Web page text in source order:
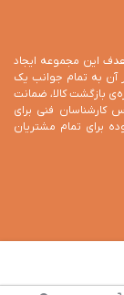
این مجموعه ایجاد
آن به تمام جوانب یک
توجه شده باشد. در همین راستا ضمانت 7 روزه‌ی بازگشت کالا، ضمانت
کارشناسان فنی برای
برای تمام مشتریان